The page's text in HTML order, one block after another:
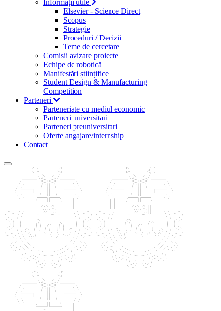
Informații utile
Elsevier - Science Direct
Scopus
Strategie
Proceduri / Decizii
Teme de cercetare
Comisii avizare proiecte
Echipe de robotică
Manifestări științifice
Student Design & Manufacturing
Competition
Parteneri
Parteneriate cu mediul economic
Parteneri universitari
Parteneri preuniversitari
Oferte angajare/internship
Contact